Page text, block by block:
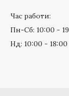
Час работи:
Пн-Сб: 10:00 -
Нд: 10:00 - 18:00